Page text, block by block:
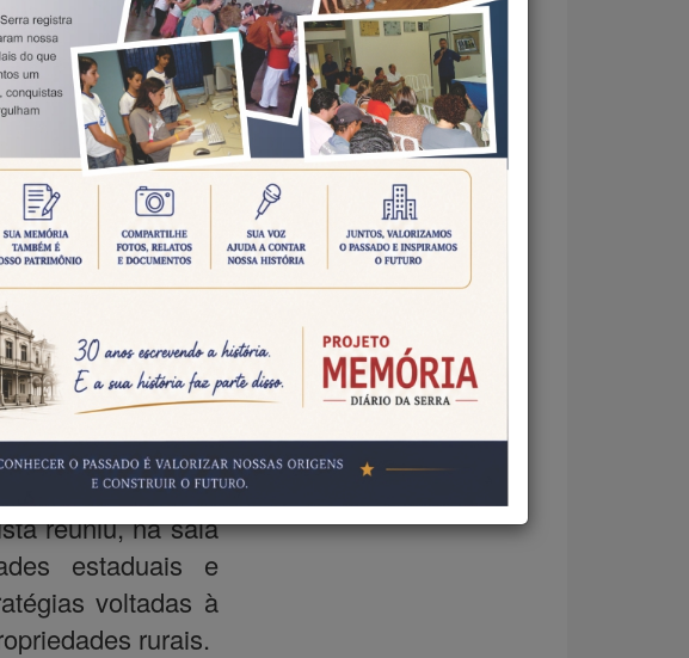
AVANÇA NAS AÇÕES DE
A AGRICULTURA FAMILIAR
de Nova
deu mais um
passo para
o
rural
Na tarde
última segunda-
reuniu, na sala
estaduais e
voltadas à
rurais.